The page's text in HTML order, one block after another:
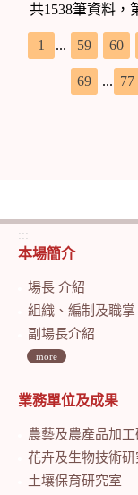
共1538筆資料，
1 ... 59 60
69 ... 77
:::
本場簡介
場長 介紹
組織、編制及職掌
副場長介紹
more
業務單位及成果
農藝及農產品加工
花卉及生物技術研
土壤保育研究室